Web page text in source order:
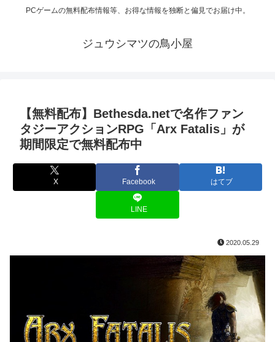
PCゲームの無料配布情報等、お得な情報を独断と偏見でお届け中。
ジュウシマツの鳥小屋
【無料配布】Bethesda.netで名作ファン
タジーアクションRPG「Arx Fatalis」が
期間限定で無料配布中
X Facebook はてブ
LINE
2020.05.29